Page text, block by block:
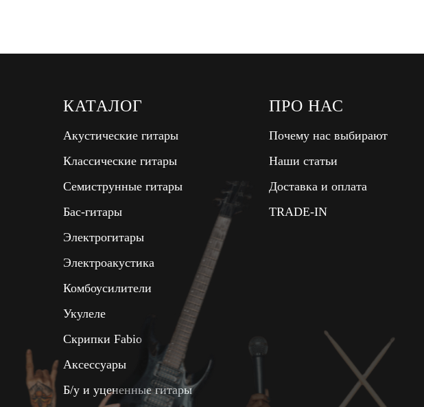
КАТАЛОГ
Акустические гитары
Классические гитары
Семиструнные гитары
Бас-гитары
Электрогитары
Электроакустика
Комбоусилители
Укулеле
Скрипки Fabio
Аксессуары
Б/у и уцененные гитары
ПРО НАС
Почему нас выбирают
Наши статьи
Доставка и оплата
TRADE-IN